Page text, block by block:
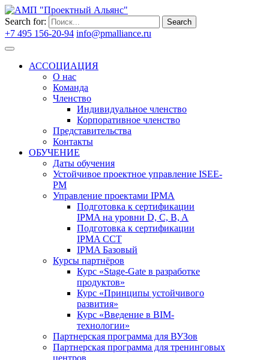
Search for: Search
+7 495 156-20-94 info@pmalliance.ru
АССОЦИАЦИЯ
О нас
Команда
Членство
Индивидуальное членство
Корпоративное членство
Представительства
Контакты
ОБУЧЕНИЕ
Даты обучения
Устойчивое проектное управление ISEE-
PM
Управление проектами IPMA
Подготовка к сертификации
IPMA на уровни D, C, B, A
Подготовка к сертификации
IPMA CCT
IPMA Базовый
Курсы партнёров
Курс «Stage-Gate в разработке
продуктов»
Курс «Принципы устойчивого
развития»
Курс «Введение в BIM-
технологии»
Партнерская программа для ВУЗов
Партнерская программа для тренинговых
центров